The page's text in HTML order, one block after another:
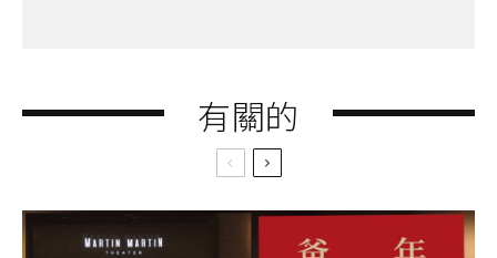
有關的